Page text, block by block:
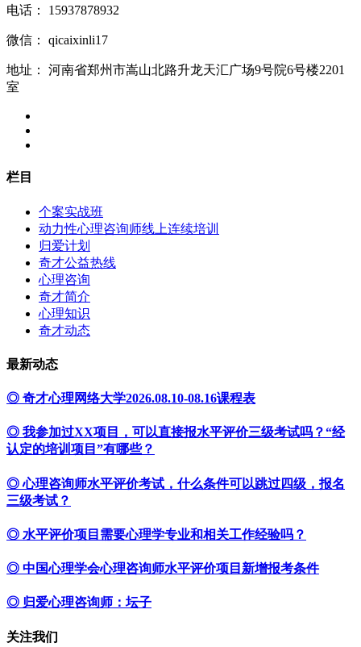
电话： 15937878932
微信： qicaixinli17
地址：
河南省郑州市嵩山北路升龙天汇广场9号院6号楼2201
室
栏目
个案实战班
动力性心理咨询师线上连续培训
归爱计划
奇才公益热线
心理咨询
奇才简介
心理知识
奇才动态
最新动态
◎ 奇才心理网络大学2026.08.10-08.16课程表
◎ 我参加过XX项目，可以直接报水平评价三级考试吗？“经
认定的培训项目”有哪些？
◎ 心理咨询师水平评价考试，什么条件可以跳过四级，报名
三级考试？
◎ 水平评价项目需要心理学专业和相关工作经验吗？
◎ 中国心理学会心理咨询师水平评价项目新增报考条件
◎ 归爱心理咨询师：坛子
关注我们